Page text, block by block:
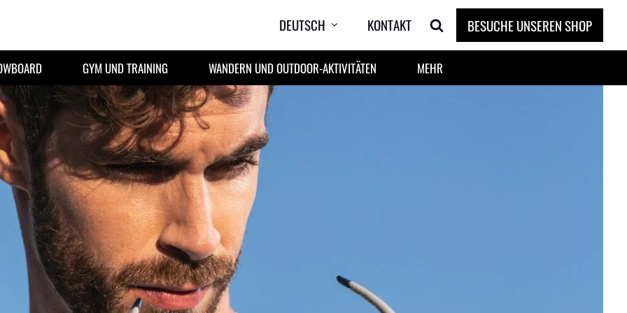
DEUTSCH KONTAKT BESUCHE UNSEREN SHOP
GYM UND TRAINING WANDERN UND OUTDOOR-AKTIVITÄTEN MEHR